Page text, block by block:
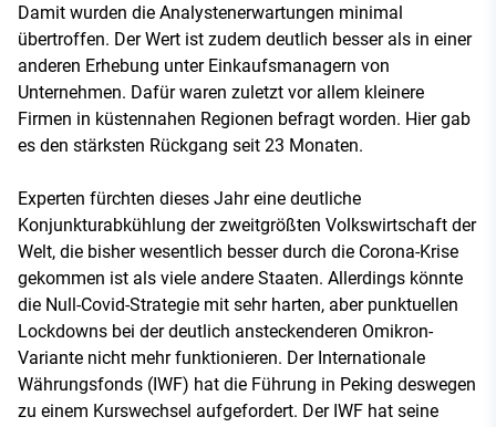
Damit wurden die Analystenerwartungen minimal
übertroffen. Der Wert ist zudem deutlich besser als in einer
anderen Erhebung unter Einkaufsmanagern von
Unternehmen. Dafür waren zuletzt vor allem kleinere
Firmen in küstennahen Regionen befragt worden. Hier gab
es den stärksten Rückgang seit 23 Monaten.
Experten fürchten dieses Jahr eine deutliche
Konjunkturabkühlung der zweitgrößten Volkswirtschaft der
Welt, die bisher wesentlich besser durch die Corona-Krise
gekommen ist als viele andere Staaten. Allerdings könnte
die Null-Covid-Strategie mit sehr harten, aber punktuellen
Lockdowns bei der deutlich ansteckenderen Omikron-
Variante nicht mehr funktionieren. Der Internationale
Währungsfonds (IWF) hat die Führung in Peking deswegen
zu einem Kurswechsel aufgefordert. Der IWF hat seine